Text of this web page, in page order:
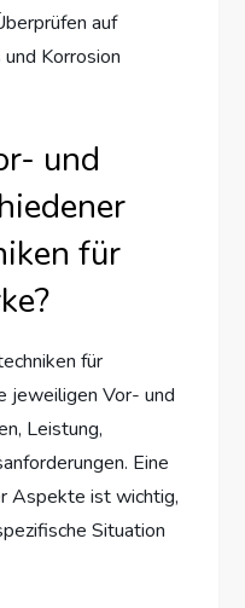
auf
Korrosion
und
für
für
jeweiligen Vor- und
Leistung,
Eine
Aspekte ist wichtig,
Situation